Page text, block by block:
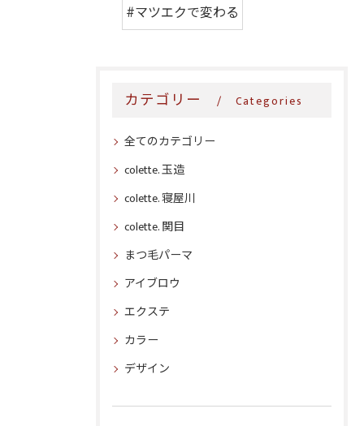
#マツエクで変わる
カテゴリー Categories
全てのカテゴリー
colette. 玉造
colette. 寝屋川
colette. 関目
まつ毛パーマ
アイブロウ
エクステ
カラー
デザイン